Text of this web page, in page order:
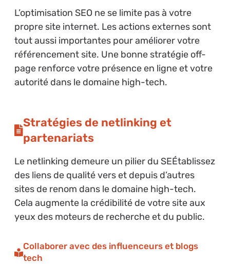
L’optimisation SEO ne se limite pas à votre
propre site internet. Les actions externes sont
tout aussi importantes pour améliorer votre
référencement site. Une bonne stratégie off-
page renforce votre présence en ligne et votre
autorité dans le domaine high-tech.
Stratégies de netlinking et
partenariats
Le netlinking demeure un pilier du SEÉtablissez
des liens de qualité vers et depuis d’autres
sites de renom dans le domaine high-tech.
Cela augmente la crédibilité de votre site aux
yeux des moteurs de recherche et du public.
Collaborer avec des influenceurs et blogs
tech